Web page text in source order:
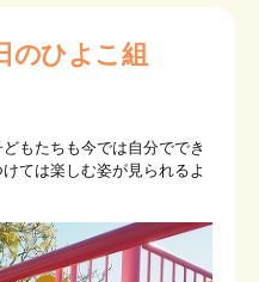
閉じる
のひよこ組
もたちも今では自分ででき
ては楽しむ姿が見られるよ